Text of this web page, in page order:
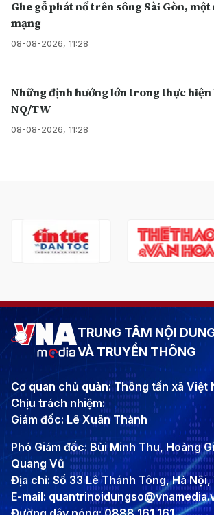
Ghe gỗ phát nổ trên sông Sài Gòn,
mạng
08-08-2026, 11:28
Những định hướng lớn trong thực hiện
NQ/TW
08-08-2026, 11:28
TRUNG TÂM NỘI
VÀ TRUYỀN THÔNG
Cơ quan chủ quản: Thông tấn xã Việt
Chịu trách nhiệm:
Giám đốc: Lê Xuân Thành
Phó Giám đốc: Bùi Minh Thu, Hoàng
Quang Vũ
Địa chỉ: Số 33 Lê Thánh Tông, Hà Nội,
E-mail: